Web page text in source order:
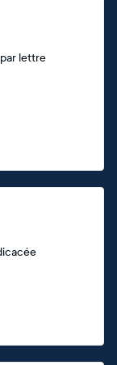
lettre